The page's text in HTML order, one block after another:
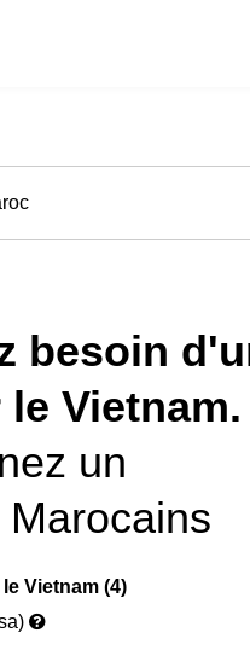
besoin
Vietnam.
un
Vietnam (4)